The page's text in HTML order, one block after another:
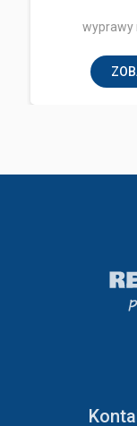
wyprawy